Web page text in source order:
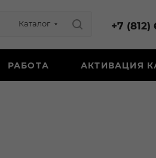
Каталог +7
РАБОТА АКТИВАЦИЯ